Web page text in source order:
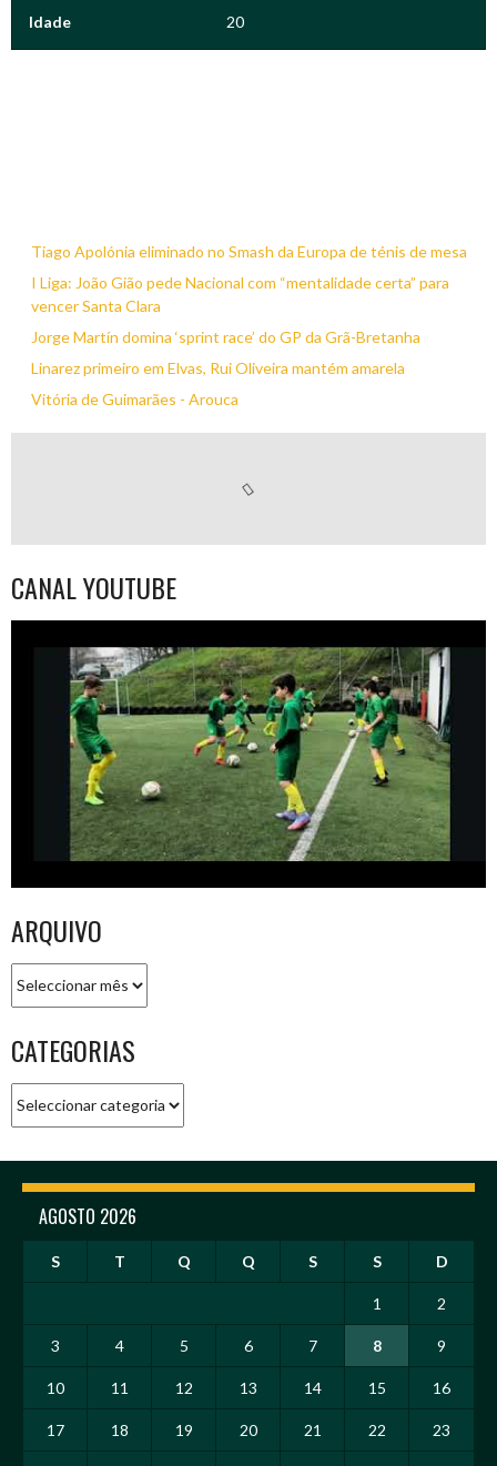
Idade 20
Tiago Apolónia eliminado no Smash da Europa de ténis de mesa
I Liga: João Gião pede Nacional com “mentalidade certa” para
vencer Santa Clara
Jorge Martín domina ‘sprint race’ do GP da Grã-Bretanha
Linarez primeiro em Elvas, Rui Oliveira mantém amarela
Vitória de Guimarães - Arouca
CANAL YOUTUBE
ARQUIVO
CATEGORIAS
AGOSTO 2026
S T Q Q S S D
1 2
3 4 5 6 7 8 9
10 11 12 13 14 15 16
17 18 19 20 21 22 23